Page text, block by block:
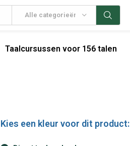
Alle categorieën
Taalcursussen voor 156 talen
Kies een kleur voor dit product: